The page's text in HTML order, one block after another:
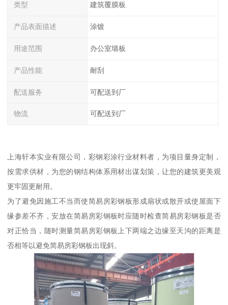
类型 建筑覆膜板
产品表面描述 涂镀
用途范围 办公室墙板
产品性能 耐刮
配送服务 可配送到厂
物流 可配送到厂
上海轩本实业有限公司，彩钢彩涂行业材料者，为项目量身定制，
按需求供材，为您的钢结构体系用材出谋划策，让您的建筑更美观
更牢固更耐用。
为了避免因施工不当而使简易房彩钢板形成扇状或散开或使屋面下
缘参差不齐，安放在简易房彩钢板时应随时检查简易房彩钢板是否
对正恰当，随时测量简易房彩钢板上下两端之边缘至天沟的距离是
否相等以避免简易房彩钢板出现斜。